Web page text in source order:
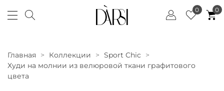
0 0
Главная Коллекции
Sport Chic
Худи на молнии из велюровой ткани графитового
цвета